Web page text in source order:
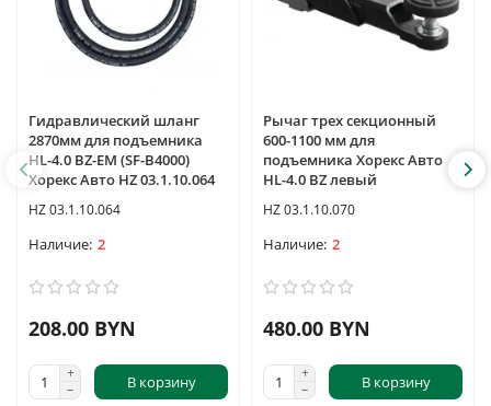
Гидравлический шланг
2870мм для подъемника
HL-4.0 BZ-EM (SF-B4000)
Хорекс Авто HZ 03.1.10.064
HZ 03.1.10.064
2
208.00 BYN
В корзину
Рычаг трех секционный
600-1100 мм для
подъемника Хорекс Авто
HL-4.0 BZ левый
HZ 03.1.10.070
2
480.00 BYN
В корзину